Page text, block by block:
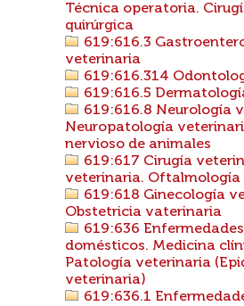
Técnica operatoria.
quirúrgica
619:616.3
veterinaria
619:616.314
619:616.5
619:616.8 Neurología
Neuropatología
nervioso de animales
619:617 Cirugía
veterinaria.
619:618 Ginecología
Obstetricia vaterinaria
619:636
domésticos. Medicina
Patología veterinaria
veterinaria)
619:636.1